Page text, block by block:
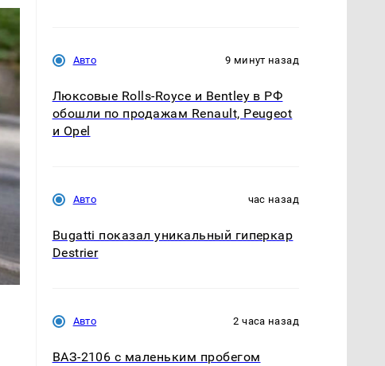
Авто 9 минут назад
Люксовые Rolls-Royce и Bentley в РФ
обошли по продажам Renault, Peugeot
и Opel
Авто час назад
Bugatti показал уникальный гиперкар
Destrier
Авто 2 часа назад
ВАЗ-2106 с маленьким пробегом